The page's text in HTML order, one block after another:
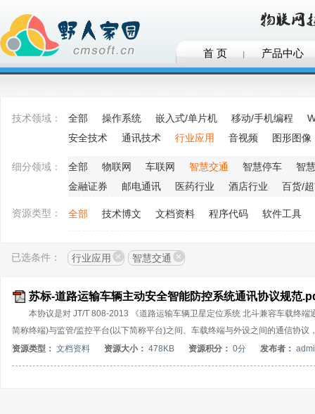
首 页 产品中心
技术领域： 全部 操作系统 嵌入式/单片机 移动/手机编程
安全技术
通讯技术 行业应用 音视频 图形图像
细分领域： 全部 物联网 车联网 智慧交通 智慧停车
智
金融证券
邮电通讯 医药行业 酒店行业 百货/
资源类型： 全部 技术博文 文档资料 程序代码 软件工具
已选条件： 行业应用 智慧交通
苏标-道路运输车辆主动安全智能防控系统通讯协议规范
本协议是对 JT/T 808-2013 《道路运输车辆卫星定位系统 北斗兼容车载终
简称终端)与监管/监控平台(以下简称平台)之间、车载终端与外设之间的通信协议
资源类型： 文档资料 资源大小： 478KB 资源积分： 0分 发布者：